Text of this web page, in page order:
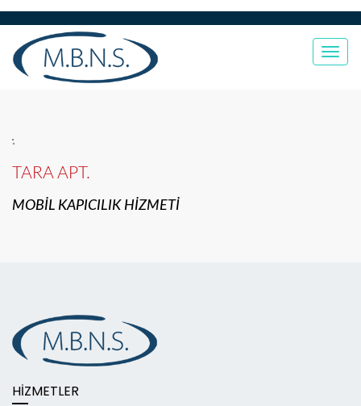
TARA APT.
MOBİL KAPICILIK HİZMETİ
HİZMETLER